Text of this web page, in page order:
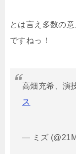
とは言え多数の
ですねっ！
高畑充希、演
ス
— ミズ